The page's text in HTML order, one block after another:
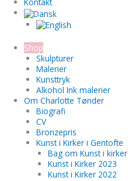
Kontakt
Shop
Skulpturer
Malerier
Kunsttryk
Alkohol Ink malerier
Om Charlotte Tønder
Biografi
CV
Bronzepris
Kunst i Kirker i Gentofte
Bag om Kunst i kirker
Kunst i Kirker 2023
Kunst i Kirker 2022